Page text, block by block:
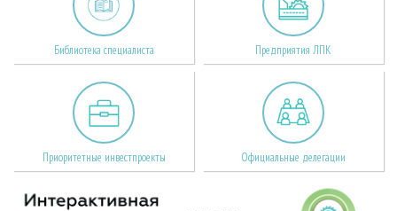
Библиотека специалиста Предприятия ЛПК
Приоритетные инвестпроекты Официальные делегации